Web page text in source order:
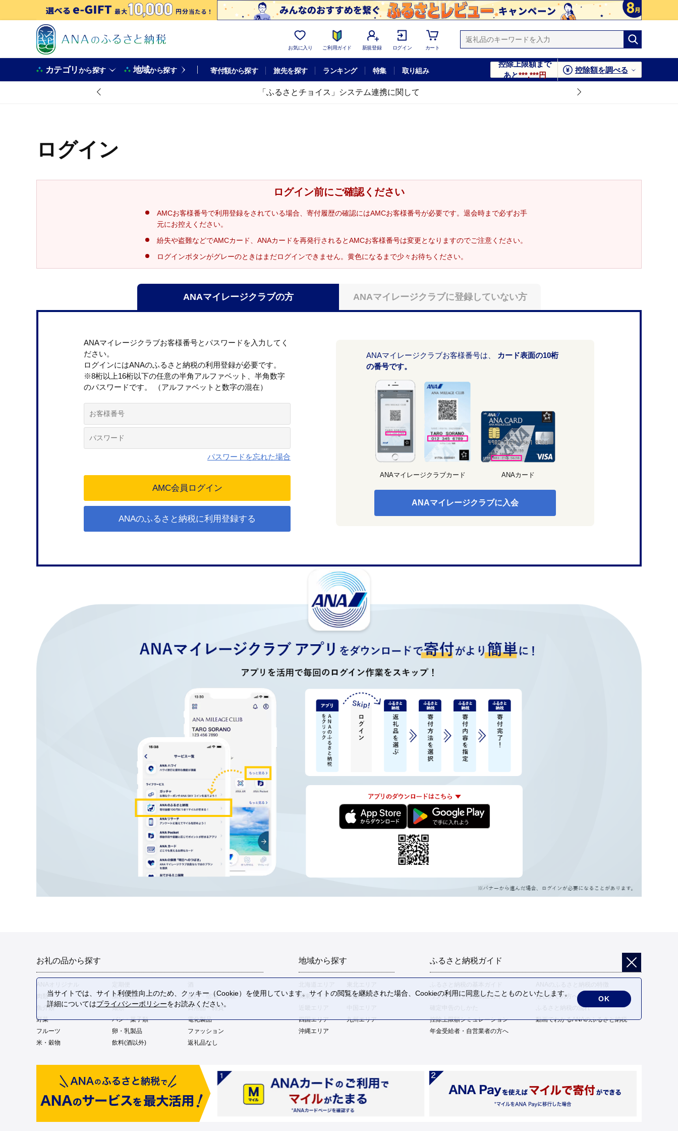
お気に入り ご利用ガイド 新規登録 ログイン カート
カテゴリから探す 地域から探す 寄付額から探す 旅先を探す ランキング 特集 取り組み
控除上限額まで
あと***,***円
控除額を調べる
「ふるさとチョイス」システム連携に関して
ログイン
ログイン前にご確認ください
AMCお客様番号で利用登録をされている場合、寄付履歴の確認にはAMCお客様番号が必要です。退会時まで必ずお手
元にお控えください。
紛失や盗難などでAMCカード、ANAカードを再発行されるとAMCお客様番号は変更となりますのでご注意ください。
ログインボタンがグレーのときはまだログインできません。黄色になるまで少々お待ちください。
ANAマイレージクラブの方 ANAマイレージクラブに登録していない方
ANAマイレージクラブお客様番号とパスワードを入力してく
ださい。
ログインにはANAのふるさと納税の利用登録が必要です。
※8桁以上16桁以下の任意の半角アルファベット、半角数字
のパスワードです。 （アルファベットと数字の混在）
パスワードを忘れた場合
ANAのふるさと納税に利用登録する
ANAマイレージクラブお客様番号は、
カード表面の10桁
の番号です。
ANAマイレージクラブカード ANAカード
ANAマイレージクラブに入会
お礼の品から探す
肉類
加工食品
旅行・宿泊・体験
魚介類
麺類
日用品・雑貨
野菜
パン・菓子類
電化製品
フルーツ
卵・乳製品
ファッション
米・穀物
飲料(酒以外) 返礼品なし
地域から探す
関東エリア
中部エリア
四国エリア
九州エリア
沖縄エリア
ふるさと納税ガイド
ふるさと納税の基本ガイド
ANAのふるさと納税の特徴
ワンストップ特例制度ガイド
はじめての方へ
ふるさと納税の流れ
控除上限額シミュレーション
動画でわかるANAのふるさと納税
年金受給者・自営業者の方へ
当サイトでは、サイト利便性向上のため、クッキー（Cookie）を使用しています。サイトの閲覧を継続された場合、Cookieの利用に同意したことものといたします。
詳細についてはプライバシーポリシーをお読みください。
OK